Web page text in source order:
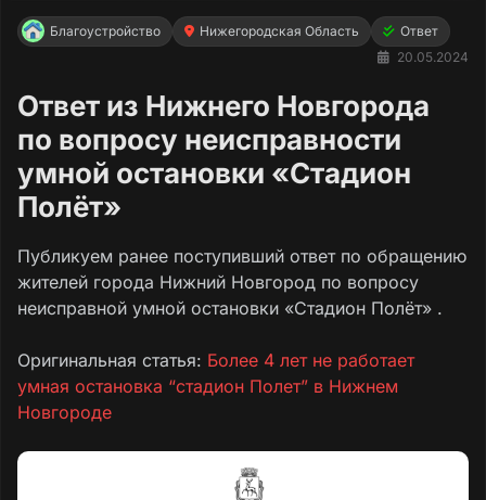
Благоустройство Нижегородская Область
Ответ
20.05.2024
Ответ из Нижнего Новгорода
по вопросу неисправности
умной остановки «Стадион
Полёт»
Публикуем ранее поступивший ответ по обращению
жителей города Нижний Новгород по вопросу
неисправной умной остановки «Стадион Полёт» .
Оригинальная статья: Более 4 лет не работает
умная остановка “стадион Полет” в Нижнем
Новгороде